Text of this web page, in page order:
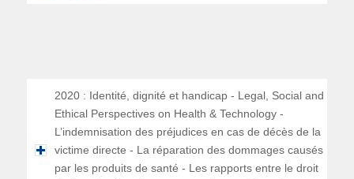
2020 : Identité, dignité et handicap - Legal, Social and
Ethical Perspectives on Health & Technology -
L’indemnisation des préjudices en cas de décès de la
victime directe - La réparation des dommages causés
par les produits de santé - Les rapports entre le droit